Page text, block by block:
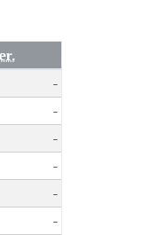
-
-
-
-
-
-